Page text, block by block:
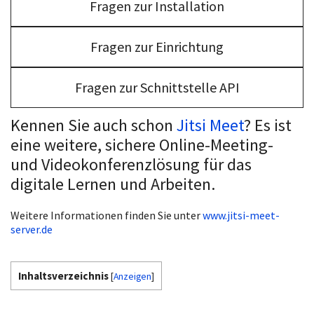
Fragen zur Installation
Fragen zur Einrichtung
Fragen zur Schnittstelle API
Kennen Sie auch schon Jitsi Meet? Es ist
eine weitere, sichere Online-Meeting-
und Videokonferenzlösung für das
digitale Lernen und Arbeiten.
Weitere Informationen finden Sie unterwww.jitsi-meet-
server.de
Inhaltsverzeichnis[Anzeigen]